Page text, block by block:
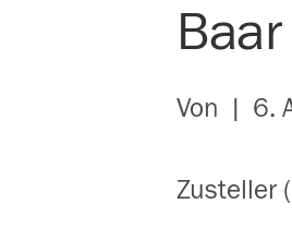
Baar
Von | 6.
Zusteller